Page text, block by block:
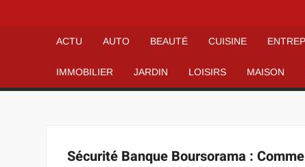
ACTU AUTO BEAUTÉ CUISINE
IMMOBILIER JARDIN LOISIRS MAISON
Sécurité Banque Boursorama :